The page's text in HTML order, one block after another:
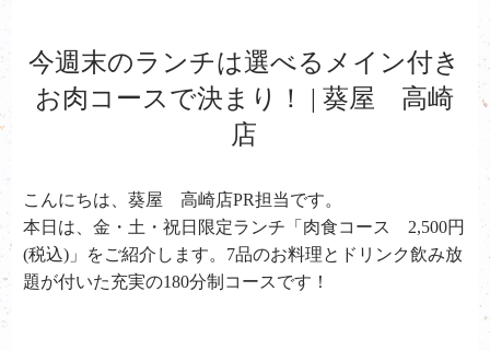
今週末のランチは選べるメイン付き
お肉コースで決まり！ | 葵屋 高崎
店
こんにちは、葵屋 高崎店PR担当です。
本日は、金・土・祝日限定ランチ「肉食コース 2,500円
(税込)」をご紹介します。7品のお料理とドリンク飲み放
題が付いた充実の180分制コースです！